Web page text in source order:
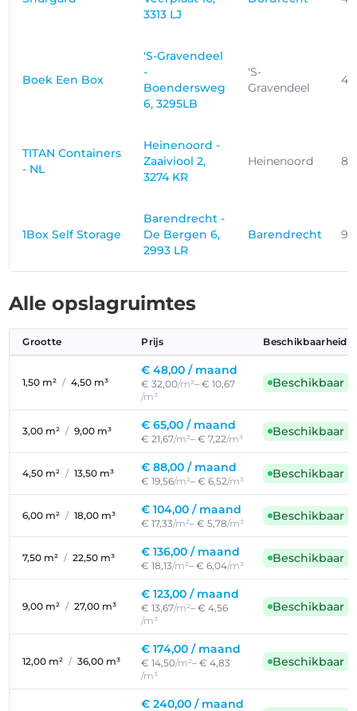
3313 LJ
Boek Een Box
'S-Gravendeel
-
Boendersweg
6, 3295LB
'S-
Gravendeel
TITAN Containers
- NL
Heinenoord -
Zaaiviool 2,
3274 KR
Heinenoord
1Box Self Storage
Barendrecht -
De Bergen 6,
2993 LR
Barendrecht
Alle opslagruimtes
Grootte Prijs Beschikbaarheid
1,50 m² / 4,50 m³
€ 48,00 / maand
€ 32,00/m²– € 10,67
/m³
Beschikbaar
3,00 m² / 9,00 m³ € 65,00 / maand
€ 21,67/m²– € 7,22/m³
Beschikbaar
4,50 m² / 13,50 m³ € 88,00 / maand
€ 19,56/m²– € 6,52/m³
Beschikbaar
6,00 m² / 18,00 m³ € 104,00 / maand
€ 17,33/m²– € 5,78/m³
Beschikbaar
7,50 m² / 22,50 m³ € 136,00 / maand
€ 18,13/m²– € 6,04/m³
Beschikbaar
9,00 m² / 27,00 m³
€ 123,00 / maand
€ 13,67/m²– € 4,56
/m³
Beschikbaar
12,00 m² / 36,00 m³
€ 174,00 / maand
€ 14,50/m²– € 4,83
/m³
Beschikbaar
€ 240,00 / maand